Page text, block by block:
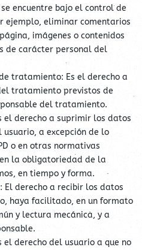
encuentre bajo el control de
ejemplo, eliminar comentarios
imágenes o contenidos
de carácter personal del
tratamiento: Es el derecho a
tratamiento previstos de
del tratamiento.
el derecho a suprimir los datos
a excepción de lo
o en otras normativas
la obligatoriedad de la
en tiempo y forma.
El derecho a recibir los datos
haya facilitado, en un formato
y lectura mecánica, y a
el derecho del usuario a que no